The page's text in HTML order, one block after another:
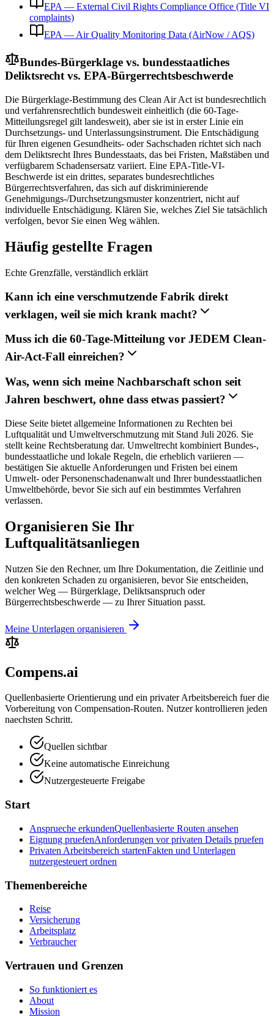
EPA — External Civil Rights Compliance Office (Title VI
complaints)
EPA — Air Quality Monitoring Data (AirNow / AQS)
Bundes-Bürgerklage vs. bundesstaatliches
Deliktsrecht vs. EPA-Bürgerrechtsbeschwerde
Die Bürgerklage-Bestimmung des Clean Air Act ist bundesrechtlich
und verfahrensrechtlich bundesweit einheitlich (die 60-Tage-
Mitteilungsregel gilt landesweit), aber sie ist in erster Linie ein
Durchsetzungs- und Unterlassungsinstrument. Die Entschädigung
für Ihren eigenen Gesundheits- oder Sachschaden richtet sich nach
dem Deliktsrecht Ihres Bundesstaats, das bei Fristen, Maßstäben und
verfügbarem Schadensersatz variiert. Eine EPA-Title-VI-
Beschwerde ist ein drittes, separates bundesrechtliches
Bürgerrechtsverfahren, das sich auf diskriminierende
Genehmigungs-/Durchsetzungsmuster konzentriert, nicht auf
individuelle Entschädigung. Klären Sie, welches Ziel Sie tatsächlich
verfolgen, bevor Sie einen Weg wählen.
Häufig gestellte Fragen
Echte Grenzfälle, verständlich erklärt
Kann ich eine verschmutzende Fabrik direkt
verklagen, weil sie mich krank macht?
Muss ich die 60-Tage-Mitteilung vor JEDEM Clean-
Air-Act-Fall einreichen?
Was, wenn sich meine Nachbarschaft schon seit
Jahren beschwert, ohne dass etwas passiert?
Diese Seite bietet allgemeine Informationen zu Rechten bei
Luftqualität und Umweltverschmutzung mit Stand Juli 2026. Sie
stellt keine Rechtsberatung dar. Umweltrecht kombiniert Bundes-,
bundesstaatliche und lokale Regeln, die erheblich variieren —
bestätigen Sie aktuelle Anforderungen und Fristen bei einem
Umwelt- oder Personenschadenanwalt und Ihrer bundesstaatlichen
Umweltbehörde, bevor Sie sich auf ein bestimmtes Verfahren
verlassen.
Organisieren Sie Ihr
Luftqualitätsanliegen
Nutzen Sie den Rechner, um Ihre Dokumentation, die Zeitlinie und
den konkreten Schaden zu organisieren, bevor Sie entscheiden,
welcher Weg — Bürgerklage, Deliktsanspruch oder
Bürgerrechtsbeschwerde — zu Ihrer Situation passt.
Meine Unterlagen organisieren
Compens.ai
Quellenbasierte Orientierung und ein privater Arbeitsbereich fuer die
Vorbereitung von Compensation-Routen. Nutzer kontrollieren jeden
naechsten Schritt.
Quellen sichtbar
Keine automatische Einreichung
Nutzergesteuerte Freigabe
Start
Ansprueche erkundenQuellenbasierte Routen ansehen
Eignung pruefenAnforderungen vor privaten Details pruefen
Privaten Arbeitsbereich startenFakten und Unterlagen
nutzergesteuert ordnen
Themenbereiche
Reise
Versicherung
Arbeitsplatz
Verbraucher
Vertrauen und Grenzen
So funktioniert es
About
Mission